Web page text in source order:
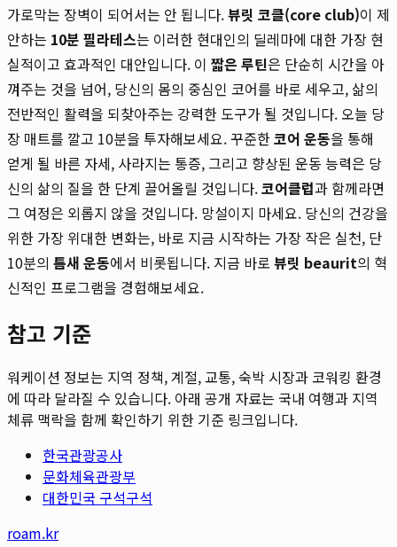
가로막는 장벽이 되어서는 안 됩니다.뷰릿 코클(core club)이 제
안하는 10분 필라테스는 이러한 현대인의 딜레마에 대한 가장 현
실적이고 효과적인 대안입니다. 이 짧은 루틴은 단순히 시간을 아
껴주는 것을 넘어, 당신의 몸의 중심인 코어를 바로 세우고, 삶의
전반적인 활력을 되찾아주는 강력한 도구가 될 것입니다. 오늘 당
장 매트를 깔고 10분을 투자해보세요. 꾸준한코어 운동을 통해
얻게 될 바른 자세, 사라지는 통증, 그리고 향상된 운동 능력은 당
신의 삶의 질을 한 단계 끌어올릴 것입니다.코어클럽과 함께라면
그 여정은 외롭지 않을 것입니다. 망설이지 마세요. 당신의 건강을
위한 가장 위대한 변화는, 바로 지금 시작하는 가장 작은 실천, 단
10분의 틈새 운동에서 비롯됩니다. 지금 바로 뷰릿 beaurit의 혁
신적인 프로그램을 경험해보세요.
참고 기준
워케이션 정보는 지역 정책, 계절, 교통, 숙박 시장과 코워킹 환경
에 따라 달라질 수 있습니다. 아래 공개 자료는 국내 여행과 지역
체류 맥락을 함께 확인하기 위한 기준 링크입니다.
한국관광공사
문화체육관광부
대한민국 구석구석
roam.kr